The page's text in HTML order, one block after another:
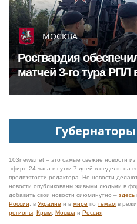
МОСКВА
Росгвардия
матчей 3-го тура РПЛ
103news.net – это самые свежие новости
эфире 24 часа в сутки 7 дней в неделю на
предвзятости редактора. Не новости
новости опубликованы живыми людьми в
добавить свои новости сиюминутно – здесь
России , в Украине и в мире по темам в
регионы Крым Москва и Россия